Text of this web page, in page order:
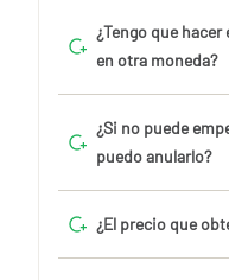
¿Tengo que
en otra moneda?
¿Si no puede
puedo anularlo?
¿El precio que